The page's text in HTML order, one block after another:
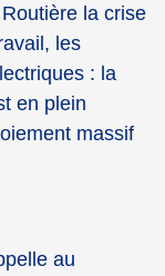
la crise
les
: la
en plein
massif
au